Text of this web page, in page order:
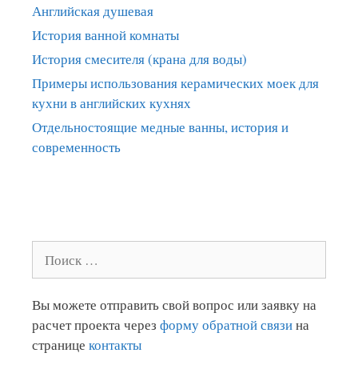
Английская душевая
История ванной комнаты
История смесителя (крана для воды)
Примеры использования керамических моек для
кухни в английских кухнях
Отдельностоящие медные ванны, история и
современность
Вы можете отправить свой вопрос или заявку на
расчет проекта через форму обратной связина
странице контакты